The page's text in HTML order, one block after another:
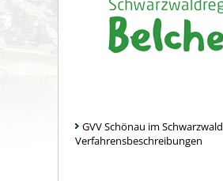
GVV Schönau im Schwarzwald
Verfahrensbeschreibungen